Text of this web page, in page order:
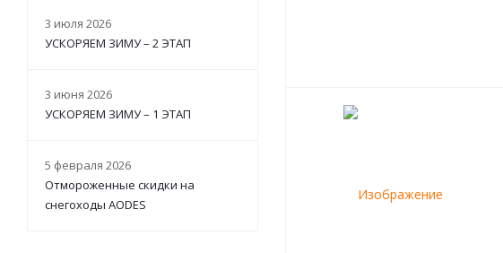
3 июля 2026
УСКОРЯЕМ ЗИМУ – 2 ЭТАП
3 июня 2026
УСКОРЯЕМ ЗИМУ – 1 ЭТАП
5 февраля 2026
Отмороженные скидки на
снегоходы AODES